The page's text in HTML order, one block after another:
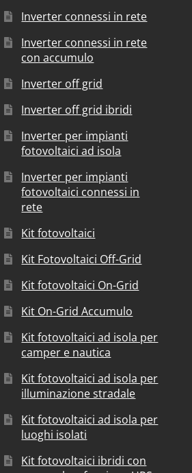
Inverter connessi in rete
Inverter connessi in rete
con accumulo
Inverter off grid
Inverter off grid ibridi
Inverter per impianti
fotovoltaici ad isola
Inverter per impianti
fotovoltaici connessi in
rete
Kit fotovoltaici
Kit Fotovoltaici Off-Grid
Kit fotovoltaici On-Grid
Kit On-Grid Accumulo
Kit fotovoltaici ad isola per
camper e nautica
Kit fotovoltaici ad isola per
illuminazione stradale
Kit fotovoltaici ad isola per
luoghi isolati
Kit fotovoltaici ibridi con